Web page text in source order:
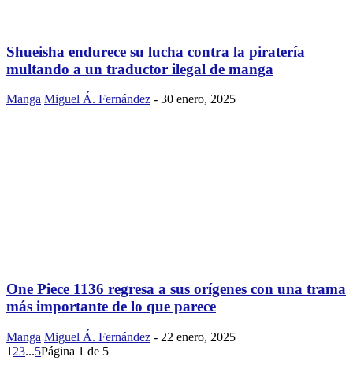
Shueisha endurece su lucha contra la piratería
multando a un traductor ilegal de manga
Manga Miguel Á. Fernández - 30 enero, 2025
One Piece 1136 regresa a sus orígenes con una trama
más importante de lo que parece
Manga Miguel Á. Fernández - 22 enero, 2025
1 23...5Página 1 de 5